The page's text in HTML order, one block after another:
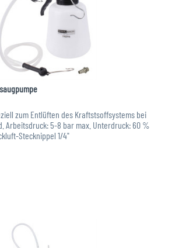
zum Entlüften des Kraftstsoffsystems bei
Arbeitsdruck: 5-8 bar max. Unterdruck: 60 %
Stecknippel 1/4"